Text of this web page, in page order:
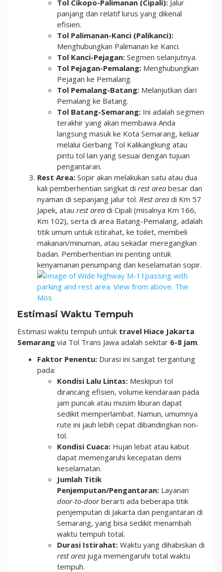
Tol Cikopo-Palimanan (Cipali): Jalur
panjang dan relatif lurus yang dikenal
efisien.
Tol Palimanan-Kanci (Palikanci):
Menghubungkan Palimanan ke Kanci.
Tol Kanci-Pejagan: Segmen selanjutnya.
Tol Pejagan-Pemalang: Menghubungkan
Pejagan ke Pemalang.
Tol Pemalang-Batang: Melanjutkan dari
Pemalang ke Batang.
Tol Batang-Semarang: Ini adalah segmen
terakhir yang akan membawa Anda
langsung masuk ke Kota Semarang, keluar
melalui Gerbang Tol Kalikangkung atau
pintu tol lain yang sesuai dengan tujuan
pengantaran.
Rest Area: Sopir akan melakukan satu atau dua
kali pemberhentian singkat di rest area besar dan
nyaman di sepanjang jalur tol. Rest area di Km 57
Japek, atau rest area di Cipali (misalnya Km 166,
Km 102), serta di area Batang-Pemalang, adalah
titik umum untuk istirahat, ke toilet, membeli
makanan/minuman, atau sekadar meregangkan
badan. Pemberhentian ini penting untuk
kenyamanan penumpang dan keselamatan sopir.
Estimasi Waktu Tempuh
Estimasi waktu tempuh untuk travel Hiace Jakarta
Semarang via Tol Trans Jawa adalah sekitar 6-8 jam.
Faktor Penentu: Durasi ini sangat tergantung
pada:
Kondisi Lalu Lintas: Meskipun tol
dirancang efisien, volume kendaraan pada
jam puncak atau musim liburan dapat
sedikit memperlambat. Namun, umumnya
rute ini jauh lebih cepat dibandingkan non-
tol.
Kondisi Cuaca: Hujan lebat atau kabut
dapat memengaruhi kecepatan demi
keselamatan.
Jumlah Titik
Penjemputan/Pengantaran: Layanan
door-to-doorberarti ada beberapa titik
penjemputan di Jakarta dan pengantaran di
Semarang, yang bisa sedikit menambah
waktu tempuh total.
Durasi Istirahat: Waktu yang dihabiskan di
rest area juga memengaruhi total waktu
tempuh.